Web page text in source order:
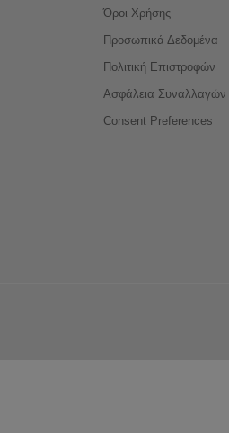
Όροι Χρήσης
Προσωπικά Δεδομένα
Πολιτική Επιστροφών
Ασφάλεια Συναλλαγών
Consent Preferences